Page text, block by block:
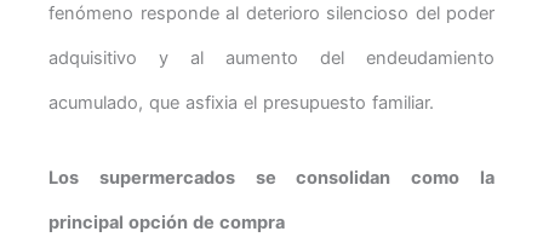
fenómeno responde al deterioro silencioso del poder
adquisitivo y al aumento del endeudamiento
acumulado, que asfixia el presupuesto familiar.
Los supermercados se consolidan como la
principal opción de compra